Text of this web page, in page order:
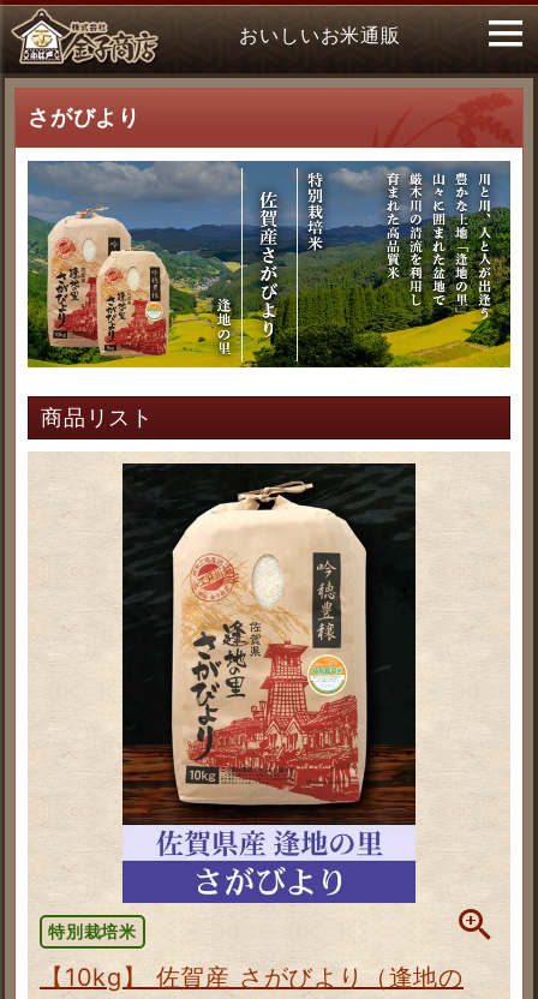
おいしいお米通販
さがびより
商品リスト
特別栽培米
【10kg】 佐賀産 さがびより（逢地の